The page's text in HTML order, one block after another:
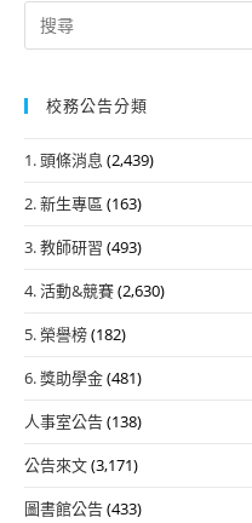
Search
for:
校務公告分類
1. 頭條消息 (2,439)
2. 新生專區 (163)
3. 教師研習 (493)
4. 活動&競賽(2,630)
5. 榮譽榜(182)
6. 獎助學金(481)
人事室公告(138)
公告來文(3,171)
圖書館公告(433)